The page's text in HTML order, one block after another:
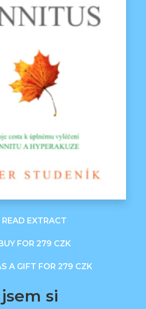
READ EXTRACT
FOR 279 CZK
A GIFT FOR 279 CZK
si